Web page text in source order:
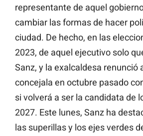
representante de aquel
cambiar las formas de hacer
ciudad. De hecho, en las
2023, de aquel ejecutivo solo
Sanz, y la exalcaldesa renunció
concejala en octubre pasado
si volverá a ser la candidata de
2027. Este lunes, Sanz ha
las superillas y los ejes verdes